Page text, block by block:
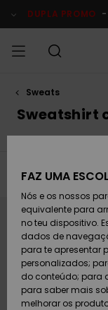
da
produtos
DUPLA PROMO -
HOMEM
MENINO
MULHER
SURF
SNOW
DUPLA
PROMO
Sweats
Sweatshirt
Filtrar e
Avançar
procurar
critérios
filtragem
Avançar
ordenar
FAZ UMA
Nós e os nossos
equivalente para
no teu dispositivo.
dados de
para te apresentar
personalizados;
do conteúdo; para
para saber mais
melhorar os